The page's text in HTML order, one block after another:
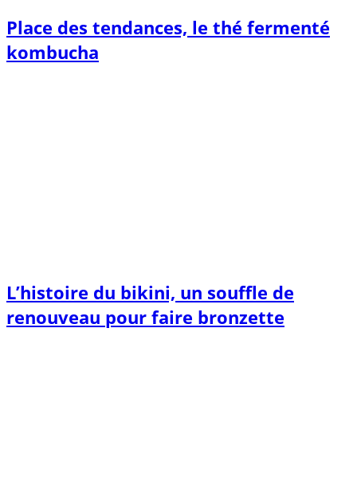
Place des tendances, le thé fermenté
kombucha
L’histoire du bikini, un souffle de
renouveau pour faire bronzette